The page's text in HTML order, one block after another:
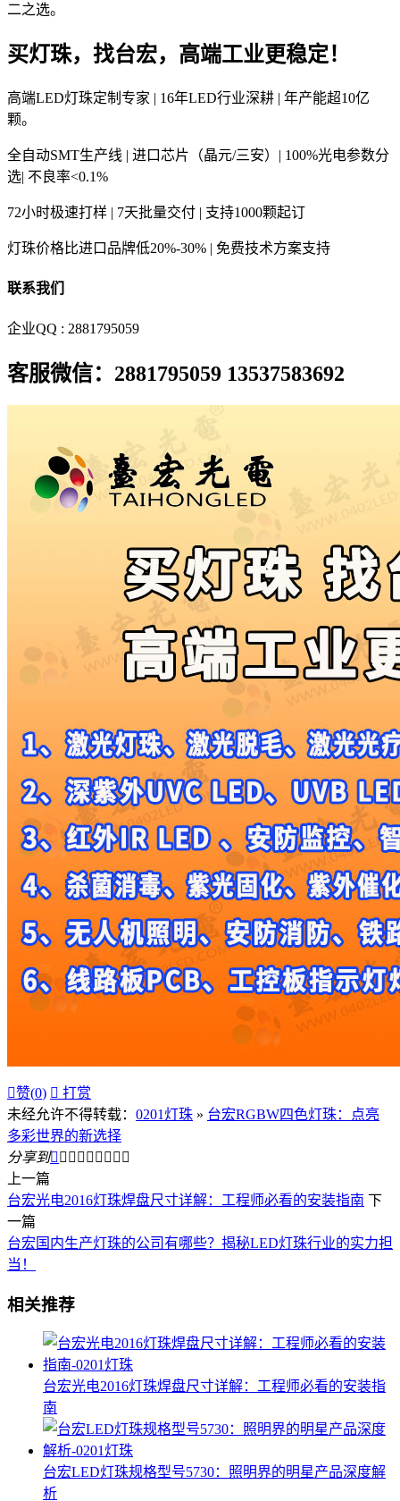
二之选。
买灯珠，找台宏，高端工业更稳定！
高端LED灯珠定制专家 | 16年LED行业深耕 | 年产能超10亿
颗。
全自动SMT生产线 | 进口芯片（晶元/三安）| 100%光电参数分
选| 不良率<0.1%
72小时极速打样 | 7天批量交付 | 支持1000颗起订
灯珠价格比进口品牌低20%-30% | 免费技术方案支持
联系我们
企业QQ : 2881795059
客服微信：2881795059 13537583692
赞(0)  打赏
未经允许不得转载： 0201灯珠 » 台宏RGBW四色灯珠：点亮
多彩世界的新选择
分享到        
上一篇
台宏光电2016灯珠焊盘尺寸详解：工程师必看的安装指南 下
一篇
台宏国内生产灯珠的公司有哪些？揭秘LED灯珠行业的实力担
当！
相关推荐
台宏光电2016灯珠焊盘尺寸详解：工程师必看的安装指
南
台宏LED灯珠规格型号5730：照明界的明星产品深度解
析